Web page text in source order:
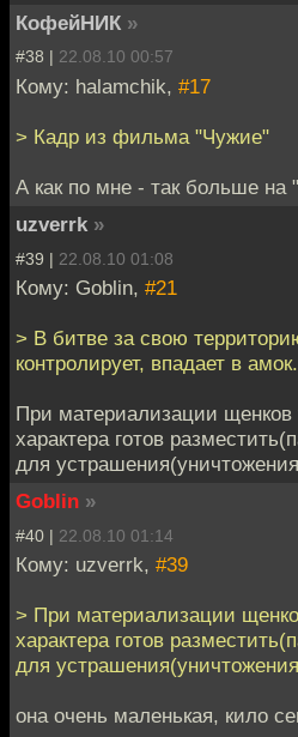
КофейНИК »
#38 | 22.08.10 00:57
Кому: halamchik, #17
> Кадр из фильма "Чужие"
А как по мне - так больше на
uzverrk »
#39 | 22.08.10 01:08
Кому: Goblin, #21
> В битве за свою
контролирует, впадает в амок.
При материализации щенков
характера готов
для
Goblin »
#40 | 22.08.10 01:14
Кому: uzverrk, #39
> При материализации
характера готов
для
она очень маленькая, кило